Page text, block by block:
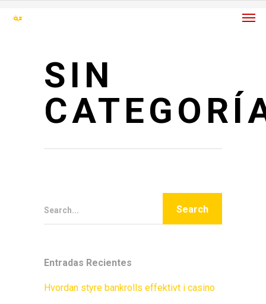
SIN
Search...
Entradas Recientes
Hvordan styre bankrolls effektivt i casino